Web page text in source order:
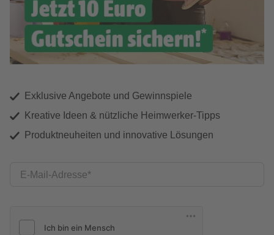
Exklusive Angebote und Gewinnspiele
Kreative Ideen & nützliche Heimwerker-Tipps
Produktneuheiten und innovative Lösungen
E-Mail-Adresse